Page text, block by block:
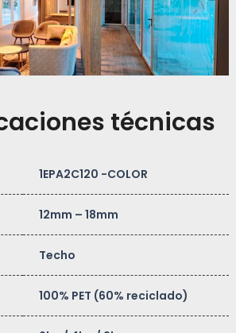
técnicas
1EPA2C120 -COLOR
12mm – 18mm
Techo
100% PET (60% reciclado)